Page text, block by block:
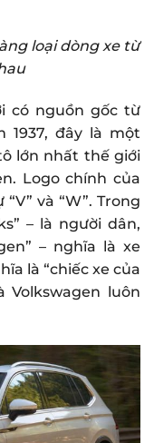
loại dòng xe từ
có nguồn gốc từ
1937, đây là một
lớn nhất thế giới
Logo chính của
và “W”. Trong
– là người dân,
– nghĩa là xe
là “chiếc xe của
luôn